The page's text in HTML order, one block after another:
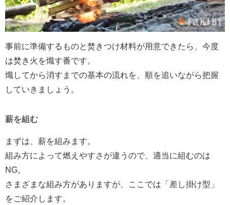
事前に準備するものと焚きつけ材料が用意できたら、今度
は焚き火を熾す番です。
熾してから消すまでの基本の流れを、順を追いながら把握
していきましょう。
薪を組む
まずは、薪を組みます。
組み方によって燃えやすさが違うので、適当に組むのは
NG。
さまざまな組み方がありますが、ここでは「差し掛け型」
をご紹介します。